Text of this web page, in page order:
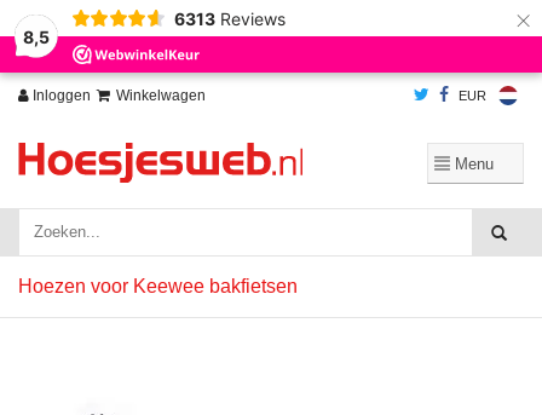
8,5
6313 Reviews ×
Inloggen Winkelwagen EUR
Hoezen voor Keewee bakfietsen
Wij slaan cookies op om onze website te verbeteren. Is dat akkoord?
Ja
Nee